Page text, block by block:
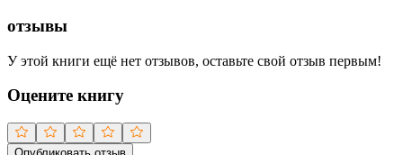
отзывы
У этой книги ещё нет отзывов, оставьте свой отзыв первым!
Оцените книгу